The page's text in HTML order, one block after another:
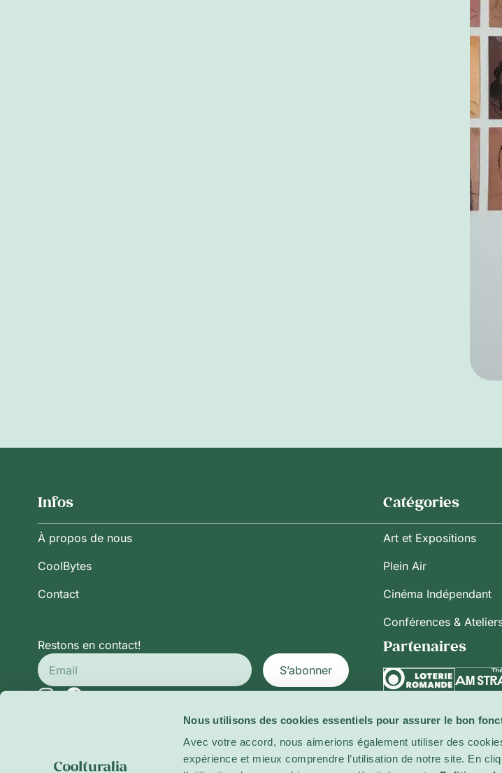
Nous utilisons des cookies essentiels pour assurer le bon
Avec votre accord, nous aimerions également utiliser des
expérience et mieux comprendre l’utilisation de notre site. En
Infos
À propos de nous
CoolBytes
Contact
Catégories
Art et Expositions
Plein Air
Cinéma Indépendant
Conférences &
Restons en contact!
S’abonner
Conditions Générales d’Utilisation
Partenaires